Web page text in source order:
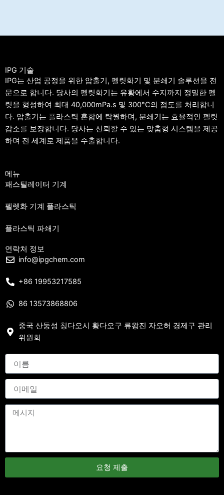
IPG 기술
IPG는 산업 공정을 위한 압출기, 펠릿화기 및 분쇄기 솔루션을 전
문으로 합니다. 당사의 펠릿화기는 유황에서 수지까지 정밀한 펠
릿을 형성하여 최대 40,000mPa.s 및 300°C의 점도를 처리합니
다. 압출기는 플라스틱 혼합에 탁월하며, 분쇄기는 효율적인 펠릿
감소를 보장합니다. 당사는 신뢰할 수 있는 맞춤형 시스템을 제공
하며 전 세계로 제품을 수출합니다.
메뉴
패스틸레이터 기계
펠렛화 기계 플라스틱
플라스틱 파쇄기
연락처 정보
info@ipgchem.com
+86 19953217585
86 13573868806
중국 산둥성 칭다오시 황다오구 류왕진 자오허 경제구 관리
위원회
요청 제출